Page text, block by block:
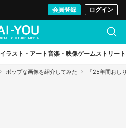
会員登録 ログイン
イラスト・アート音楽・映像ゲームストリート
ポップな画像を紹介してみた 「25年間おし